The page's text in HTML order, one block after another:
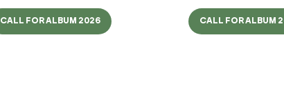
CALL FOR ALBUM 2026 CALL FOR ALBUM